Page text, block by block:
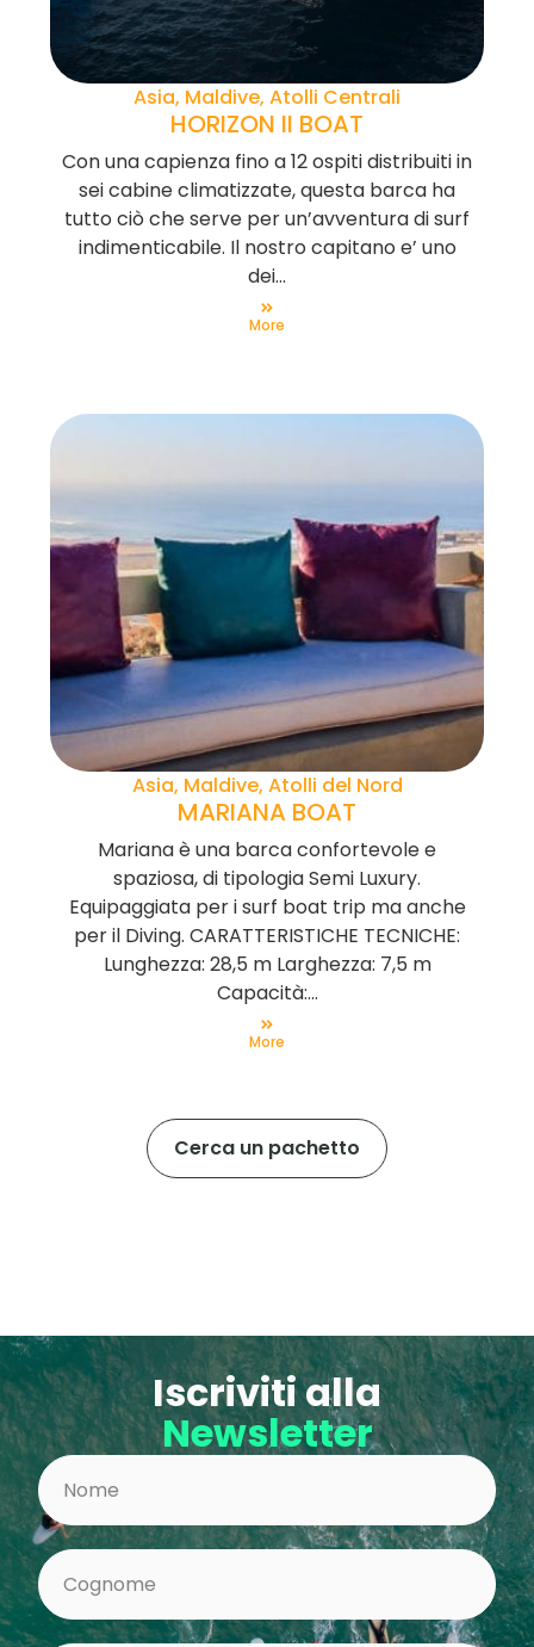
Asia, Maldive, Atolli Centrali
HORIZON II BOAT
Con una capienza fino a 12 ospiti distribuiti in
sei cabine climatizzate, questa barca ha
tutto ciò che serve per un’avventura di surf
indimenticabile. Il nostro capitano e’ uno
dei...
More
Asia, Maldive, Atolli del Nord
MARIANA BOAT
Mariana è una barca confortevole e
spaziosa, di tipologia Semi Luxury.
Equipaggiata per i surf boat trip ma anche
per il Diving. CARATTERISTICHE TECNICHE:
Lunghezza: 28,5 m Larghezza: 7,5 m
Capacità:...
More
Cerca un pachetto
Iscriviti alla
Newsletter